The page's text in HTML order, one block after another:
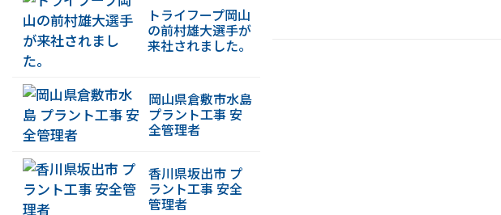
トライフープ岡山
の前村雄大選手が
来社されました。
岡山県倉敷市水島
プラント工事 安
全管理者
香川県坂出市 プ
ラント工事 安全
管理者